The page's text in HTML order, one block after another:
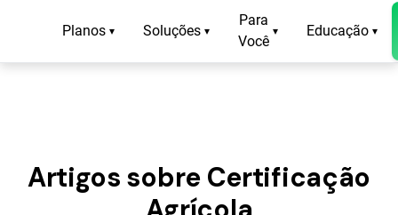
Planos ▾ Soluções ▾
Para
Você
▾ Educação ▾
Artigos sobre Certificação